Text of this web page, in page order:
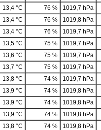
13,4 °C 76 %
1019,7 hPa
13,4 °C 76 %
1019,8 hPa
13,4 °C 76 %
1019,7 hPa
13,5 °C 75 %
1019,7 hPa
13,6 °C 75 %
1019,7 hPa
13,7 °C 75 %
1019,7 hPa
13,8 °C 74 %
1019,7 hPa
13,9 °C 74 %
1019,8 hPa
13,9 °C 74 %
1019,8 hPa
13,9 °C 74 %
1019,8 hPa
13,8 °C 74 %
1019,8 hPa